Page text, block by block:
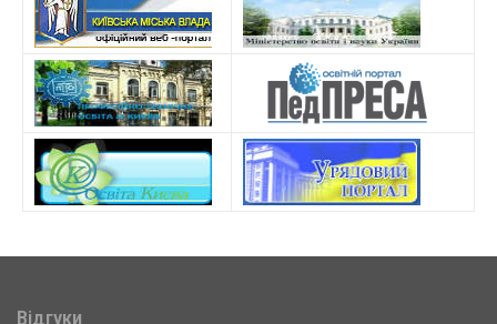
Відгуки